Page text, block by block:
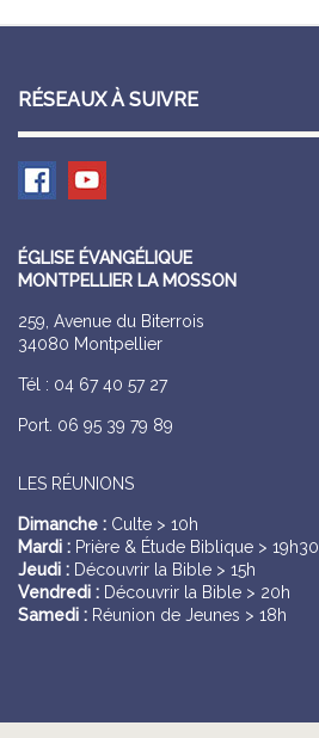
RÉSEAUX À SUIVRE
ÉGLISE ÉVANGÉLIQUE
MONTPELLIER LA MOSSON
259, Avenue du Biterrois
34080 Montpellier
Tél : 04 67 40 57 27
Port. 06 95 39 79 89
LES RÉUNIONS
Dimanche : Culte > 10h
Mardi : Prière & Étude Biblique > 19h30
Jeudi : Découvrir la Bible > 15h
Vendredi : Découvrir la Bible > 20h
Samedi : Réunion de Jeunes > 18h